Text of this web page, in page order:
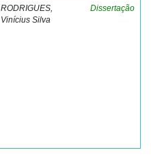
RODRIGUES,
Vinícius Silva
Dissertação